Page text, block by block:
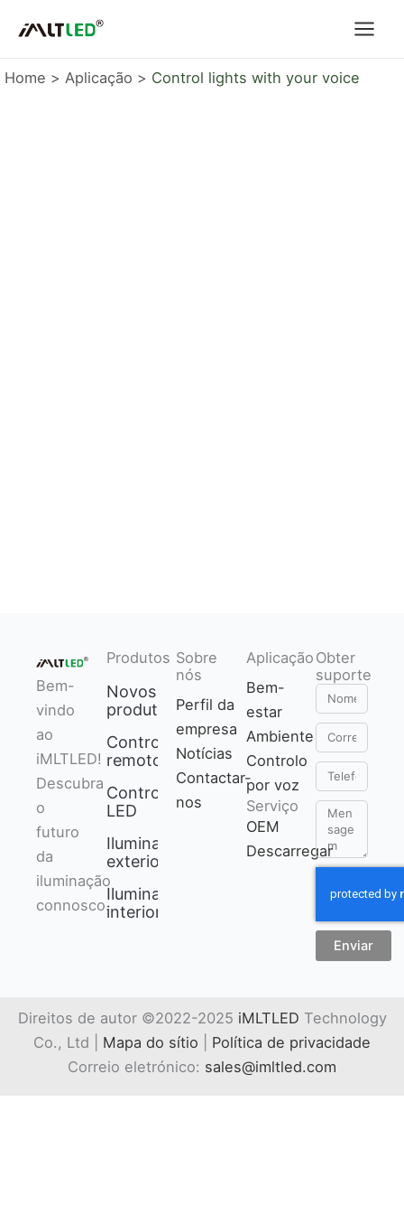
Home
Aplicação Control lights with your voice
Bem-
vindo
ao
iMLTLED!
Descubra
o
futuro
da
iluminação
connosco.
Produtos
Novos
produtos
Controlo
remoto
Controlador
LED
Iluminação
exterior
Iluminação
interior
Sobre
nós
Perfil da
empresa
Notícias
Contactar-
nos
Aplicação
Bem-
estar
Ambiente
Controlo
por voz
Serviço
OEM
Descarregar
Obter
suporte
Nome
Correio
eletrónico
Telefone
Mensagem
Enviar
Direitos de autor ©2022-2025 iMLTLED Technology
Co., Ltd | Mapa do sítio
Política de privacidade
Correio eletrónico: sales@imltled.com